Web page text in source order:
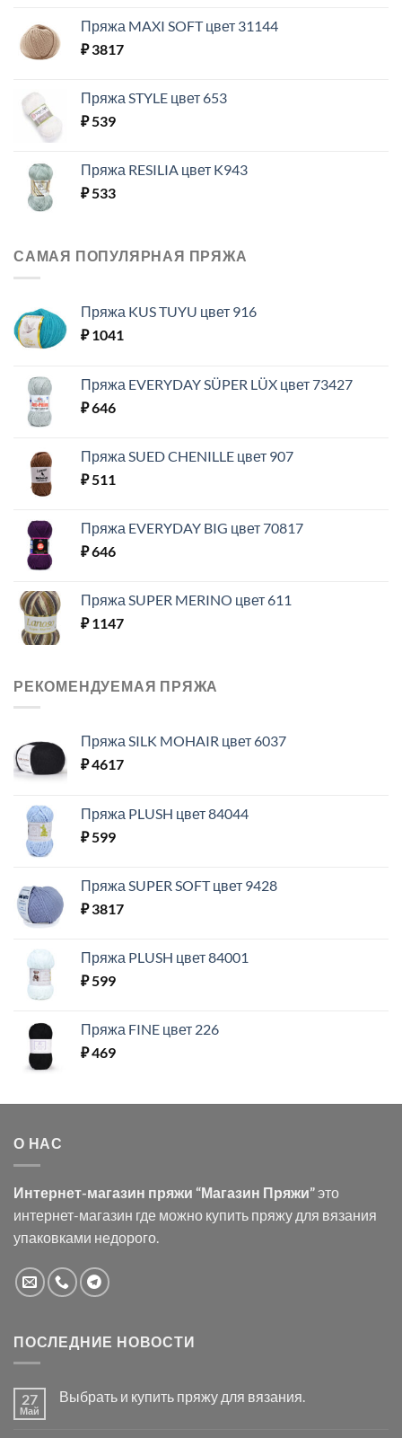
Пряжа MAXI SOFT цвет 31144
₽3817
Пряжа STYLE цвет 653
₽539
Пряжа RESILIA цвет K943
₽533
САМАЯ ПОПУЛЯРНАЯ ПРЯЖА
Пряжа KUS TUYU цвет 916
₽1041
Пряжа EVERYDAY SÜPER LÜX цвет 73427
₽646
Пряжа SUED CHENILLE цвет 907
₽511
Пряжа EVERYDAY BIG цвет 70817
₽646
Пряжа SUPER MERINO цвет 611
₽1147
РЕКОМЕНДУЕМАЯ ПРЯЖА
Пряжа SILK MOHAIR цвет 6037
₽4617
Пряжа PLUSH цвет 84044
₽599
Пряжа SUPER SOFT цвет 9428
₽3817
Пряжа PLUSH цвет 84001
₽599
Пряжа FINE цвет 226
₽469
О НАС
Интернет-магазин пряжи “Магазин Пряжи”это
интернет-магазин где можно купить пряжу для вязания
упаковками недорого.
ПОСЛЕДНИЕ НОВОСТИ
27
Май
Выбрать и купить пряжу для вязания.